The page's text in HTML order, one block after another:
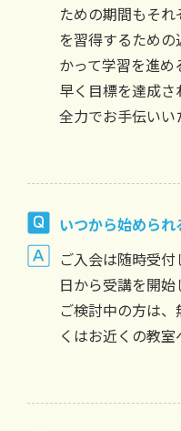
ための期間もそ
を習得するため
かって学習を進め
早く目標を達成
全力でお手伝いい
いつから始められ
ご入会は随時受
日から受講を開始
ご検討中の方は
くはお近くの教室